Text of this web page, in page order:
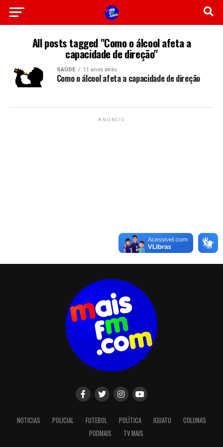
All posts tagged "Como o álcool afeta a
capacidade de direção"
SAÚDE 11 anos atrás
Como o álcool afeta a capacidade de direção
ANÚNCIO
NOTICIAS POLICIAL FUTEBOL POLÍTICA IGUATU
COLUNAS
PODMAIS
TV MAIS